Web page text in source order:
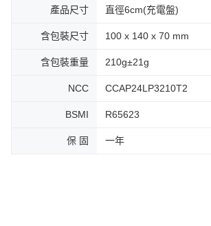
產品尺寸 直徑6cm(充電盤)
含包裝尺寸 100 x 140 x 70 mm
含包裝重量 210g±21g
NCC CCAP24LP3210T2
BSMI R65623
保 固 一年